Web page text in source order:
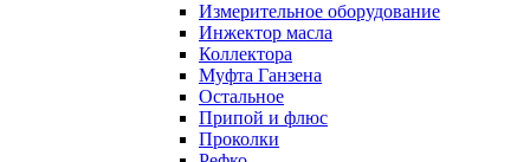
Измерительное оборудование
Инжектор масла
Коллектора
Муфта Ганзена
Остальное
Припой и флюс
Проколки